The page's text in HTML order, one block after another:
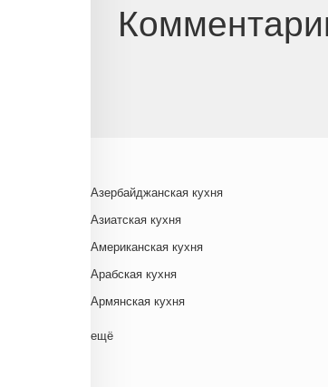
Азербайджанская кухня
Азиатская кухня
Американская кухня
Арабская кухня
Армянская кухня
Белорусская
ещё